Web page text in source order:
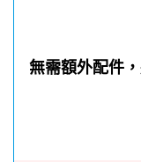
無需額外配件